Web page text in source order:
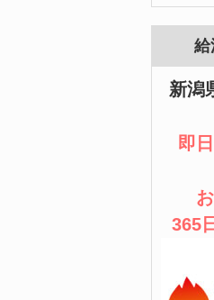
給
新潟
即
365